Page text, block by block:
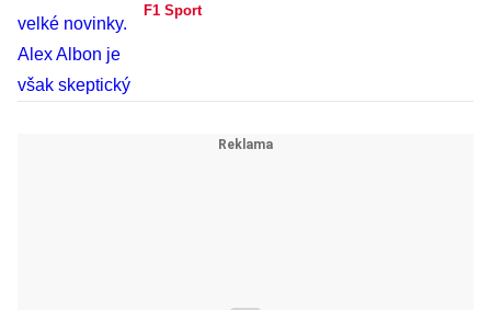
F1 Sport